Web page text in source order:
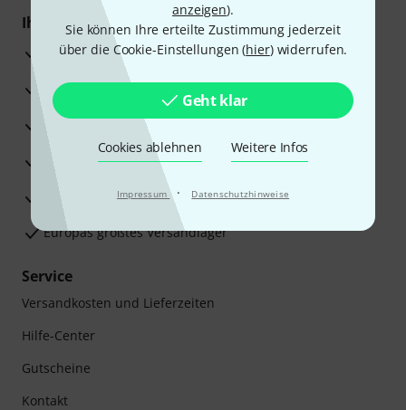
anzeigen).
Sie können Ihre erteilte Zustimmung jederzeit
über die Cookie-Einstellungen (hier) widerrufen.
Geht klar
Cookies ablehnen Weitere Infos
Impressum · Datenschutzhinweise
Ihre Vorteile
3 Jahre Thomann Garantie
30 Tage Money-Back-Garantie
Reparaturservice
Beratung durch Fachexperten
Zufriedenheitsgarantie
Europas größtes Versandlager
Service
Versandkosten und Lieferzeiten
Hilfe-Center
Gutscheine
Kontakt